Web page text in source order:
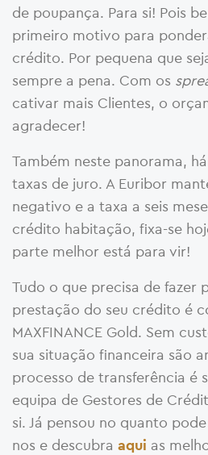
de poupança. Para si! Pois
primeiro motivo para
crédito. Por pequena que
sempre a pena. Com os
cativar mais Clientes, o
agradecer!
Também neste panorama,
taxas de juro. A Euribor
negativo e a taxa a seis
crédito habitação, fixa-se
parte melhor está para vir!
Tudo o que precisa de fazer
prestação do seu crédito é
MAXFINANCE Gold. Sem
sua situação financeira são
processo de transferência é
equipa de Gestores de
si. Já pensou no quanto
nos e descubra aqui as